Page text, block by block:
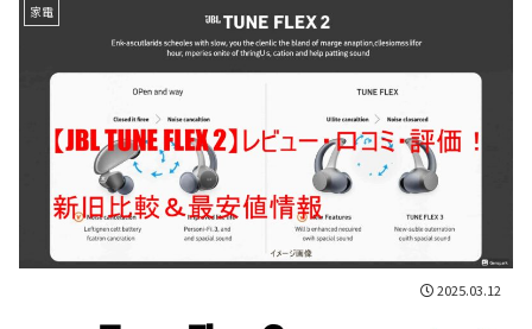
家電
2025.03.12